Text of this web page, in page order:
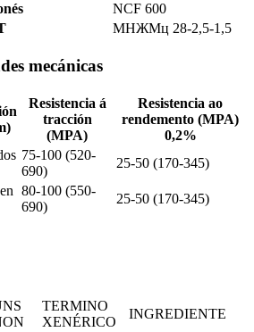
NCF 600
МНЖМц 28-2,5-1,5
mecánicas
Resistencia á
tracción
(MPA)
Resistencia ao
rendemento (MPA)
0,2%
75-100 (520-
690)
25-50 (170-345)
80-100 (550-
690)
25-50 (170-345)
TERMINO
XENÉRICO
INGREDIENTE